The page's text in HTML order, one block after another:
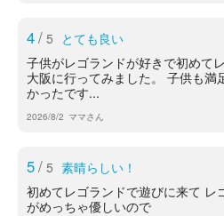
4/ 5 とても良い
子供がレゴランドが好きで初めて
大阪に行ってみました。 子供も満
かったです...
2026/8/2 ママさん
5/ 5 素晴らしい！
初めてレゴランドで遊びに来て レ
がめっちゃ優しいので